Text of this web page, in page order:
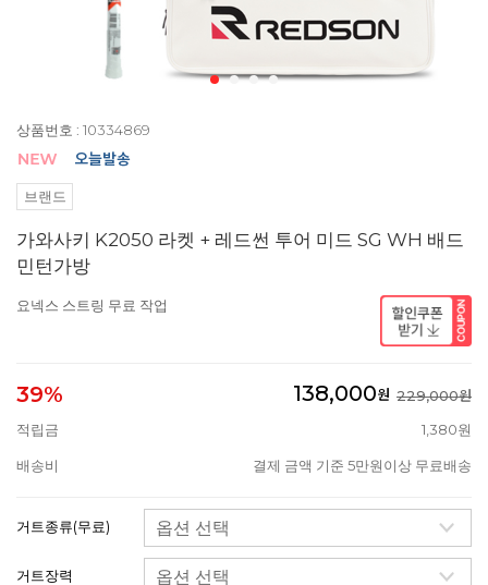
상품번호 : 10334869
브랜드
가와사키 K2050 라켓 + 레드썬 투어 미드 SG WH 배드
민턴가방
요넥스 스트링 무료 작업
39% 138,000원 229,000원
적립금
1,380원
배송비 결제 금액 기준 5만원이상 무료배송
거트종류(무료)
거트장력